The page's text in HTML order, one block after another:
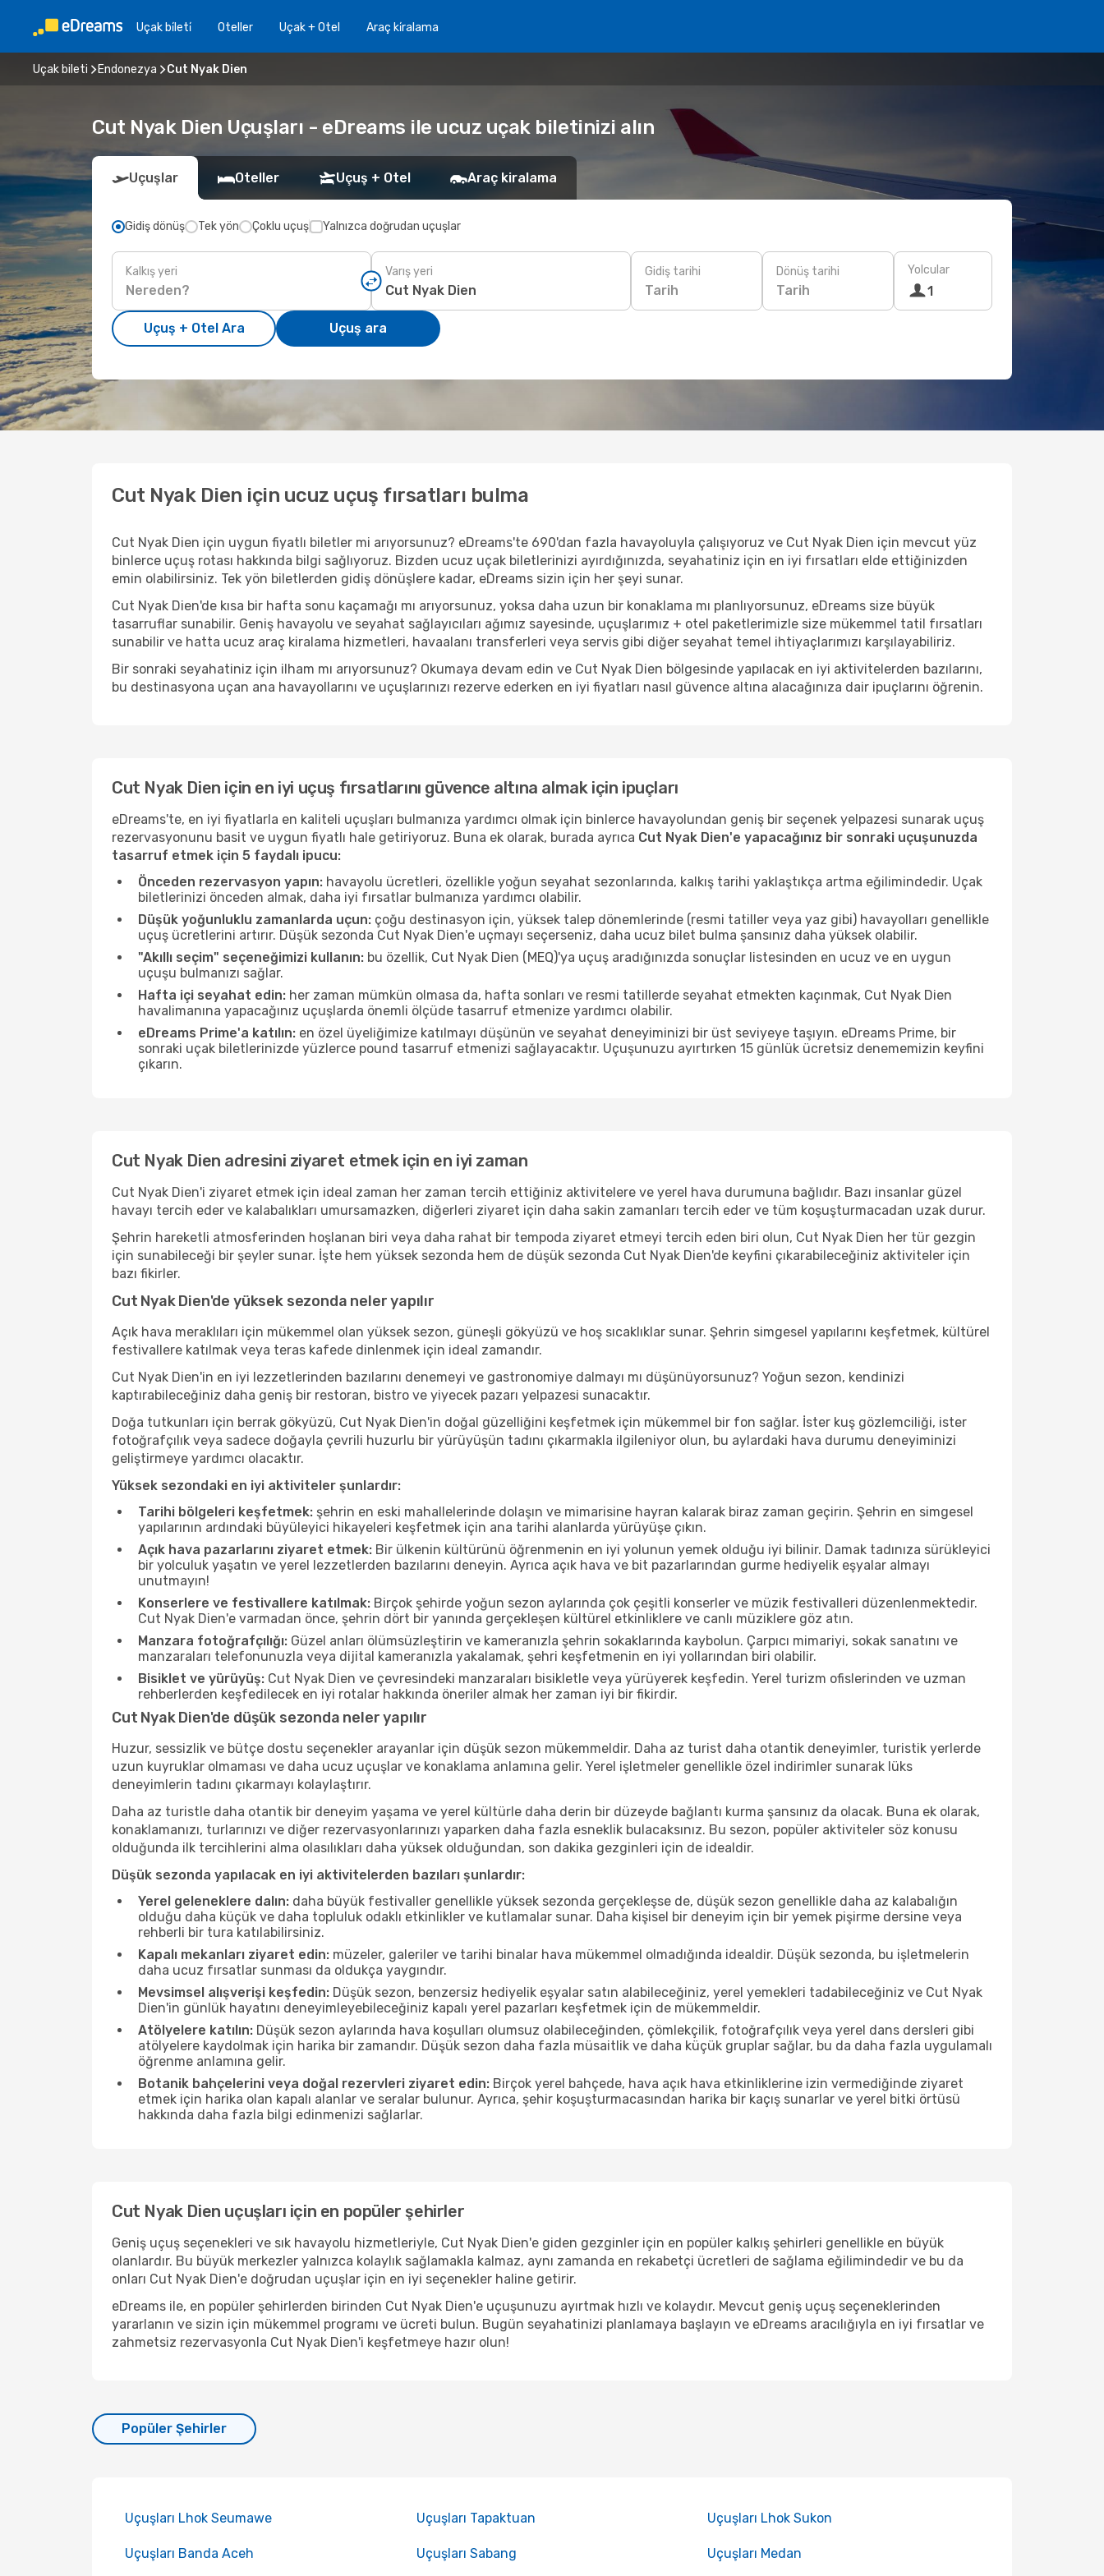
Uçak bi̇leti̇ Oteller Uçak + Otel Araç ki̇ralama
Uçak bileti Endonezya Cut Nyak Dien
Cut Nyak Dien Uçuşları - eDreams ile ucuz uçak biletinizi alın
Uçuşlar Oteller Uçuş + Otel Araç kiralama
Gidiş dönüş Tek yön Çoklu uçuş Yalnızca doğrudan uçuşlar
Kalkış yeri Varış yeri Gidiş tarihi
Tarih
Dönüş tarihi
Tarih
Yolcular
1
Uçuş + Otel Ara Uçuş ara
Cut Nyak Dien için ucuz uçuş fırsatları bulma
Cut Nyak Dien için uygun fiyatlı biletler mi arıyorsunuz? eDreams'te 690'dan fazla havayoluyla çalışıyoruz ve Cut Nyak Dien için mevcut yüz
binlerce uçuş rotası hakkında bilgi sağlıyoruz. Bizden ucuz uçak biletlerinizi ayırdığınızda, seyahatiniz için en iyi fırsatları elde ettiğinizden
emin olabilirsiniz. Tek yön biletlerden gidiş dönüşlere kadar, eDreams sizin için her şeyi sunar.
Cut Nyak Dien'de kısa bir hafta sonu kaçamağı mı arıyorsunuz, yoksa daha uzun bir konaklama mı planlıyorsunuz, eDreams size büyük
tasarruflar sunabilir. Geniş havayolu ve seyahat sağlayıcıları ağımız sayesinde, uçuşlarımız + otel paketlerimizle size mükemmel tatil fırsatları
sunabilir ve hatta ucuz araç kiralama hizmetleri, havaalanı transferleri veya servis gibi diğer seyahat temel ihtiyaçlarımızı karşılayabiliriz.
Bir sonraki seyahatiniz için ilham mı arıyorsunuz? Okumaya devam edin ve Cut Nyak Dien bölgesinde yapılacak en iyi aktivitelerden bazılarını,
bu destinasyona uçan ana havayollarını ve uçuşlarınızı rezerve ederken en iyi fiyatları nasıl güvence altına alacağınıza dair ipuçlarını öğrenin.
Cut Nyak Dien için en iyi uçuş fırsatlarını güvence altına almak için ipuçları
eDreams'te, en iyi fiyatlarla en kaliteli uçuşları bulmanıza yardımcı olmak için binlerce havayolundan geniş bir seçenek yelpazesi sunarak uçuş
rezervasyonunu basit ve uygun fiyatlı hale getiriyoruz. Buna ek olarak, burada ayrıca Cut Nyak Dien'e yapacağınız bir sonraki uçuşunuzda
tasarruf etmek için 5 faydalı ipucu:
Önceden rezervasyon yapın: havayolu ücretleri, özellikle yoğun seyahat sezonlarında, kalkış tarihi yaklaştıkça artma eğilimindedir. Uçak
biletlerinizi önceden almak, daha iyi fırsatlar bulmanıza yardımcı olabilir.
Düşük yoğunluklu zamanlarda uçun: çoğu destinasyon için, yüksek talep dönemlerinde (resmi tatiller veya yaz gibi) havayolları genellikle
uçuş ücretlerini artırır. Düşük sezonda Cut Nyak Dien'e uçmayı seçerseniz, daha ucuz bilet bulma şansınız daha yüksek olabilir.
"Akıllı seçim" seçeneğimizi kullanın: bu özellik, Cut Nyak Dien (MEQ)'ya uçuş aradığınızda sonuçlar listesinden en ucuz ve en uygun
uçuşu bulmanızı sağlar.
Hafta içi seyahat edin: her zaman mümkün olmasa da, hafta sonları ve resmi tatillerde seyahat etmekten kaçınmak, Cut Nyak Dien
havalimanına yapacağınız uçuşlarda önemli ölçüde tasarruf etmenize yardımcı olabilir.
eDreams Prime'a katılın: en özel üyeliğimize katılmayı düşünün ve seyahat deneyiminizi bir üst seviyeye taşıyın. eDreams Prime, bir
sonraki uçak biletlerinizde yüzlerce pound tasarruf etmenizi sağlayacaktır. Uçuşunuzu ayırtırken 15 günlük ücretsiz denememizin keyfini
çıkarın.
Cut Nyak Dien adresini ziyaret etmek için en iyi zaman
Cut Nyak Dien'i ziyaret etmek için ideal zaman her zaman tercih ettiğiniz aktivitelere ve yerel hava durumuna bağlıdır. Bazı insanlar güzel
havayı tercih eder ve kalabalıkları umursamazken, diğerleri ziyaret için daha sakin zamanları tercih eder ve tüm koşuşturmacadan uzak durur.
Şehrin hareketli atmosferinden hoşlanan biri veya daha rahat bir tempoda ziyaret etmeyi tercih eden biri olun, Cut Nyak Dien her tür gezgin
için sunabileceği bir şeyler sunar. İşte hem yüksek sezonda hem de düşük sezonda Cut Nyak Dien'de keyfini çıkarabileceğiniz aktiviteler için
bazı fikirler.
Cut Nyak Dien'de yüksek sezonda neler yapılır
Açık hava meraklıları için mükemmel olan yüksek sezon, güneşli gökyüzü ve hoş sıcaklıklar sunar. Şehrin simgesel yapılarını keşfetmek, kültürel
festivallere katılmak veya teras kafede dinlenmek için ideal zamandır.
Cut Nyak Dien'in en iyi lezzetlerinden bazılarını denemeyi ve gastronomiye dalmayı mı düşünüyorsunuz? Yoğun sezon, kendinizi
kaptırabileceğiniz daha geniş bir restoran, bistro ve yiyecek pazarı yelpazesi sunacaktır.
Doğa tutkunları için berrak gökyüzü, Cut Nyak Dien'in doğal güzelliğini keşfetmek için mükemmel bir fon sağlar. İster kuş gözlemciliği, ister
fotoğrafçılık veya sadece doğayla çevrili huzurlu bir yürüyüşün tadını çıkarmakla ilgileniyor olun, bu aylardaki hava durumu deneyiminizi
geliştirmeye yardımcı olacaktır.
Yüksek sezondaki en iyi aktiviteler şunlardır:
Tarihi bölgeleri keşfetmek: şehrin en eski mahallelerinde dolaşın ve mimarisine hayran kalarak biraz zaman geçirin. Şehrin en simgesel
yapılarının ardındaki büyüleyici hikayeleri keşfetmek için ana tarihi alanlarda yürüyüşe çıkın.
Açık hava pazarlarını ziyaret etmek: Bir ülkenin kültürünü öğrenmenin en iyi yolunun yemek olduğu iyi bilinir. Damak tadınıza sürükleyici
bir yolculuk yaşatın ve yerel lezzetlerden bazılarını deneyin. Ayrıca açık hava ve bit pazarlarından gurme hediyelik eşyalar almayı
unutmayın!
Konserlere ve festivallere katılmak: Birçok şehirde yoğun sezon aylarında çok çeşitli konserler ve müzik festivalleri düzenlenmektedir.
Cut Nyak Dien'e varmadan önce, şehrin dört bir yanında gerçekleşen kültürel etkinliklere ve canlı müziklere göz atın.
Manzara fotoğrafçılığı: Güzel anları ölümsüzleştirin ve kameranızla şehrin sokaklarında kaybolun. Çarpıcı mimariyi, sokak sanatını ve
manzaraları telefonunuzla veya dijital kameranızla yakalamak, şehri keşfetmenin en iyi yollarından biri olabilir.
Bisiklet ve yürüyüş: Cut Nyak Dien ve çevresindeki manzaraları bisikletle veya yürüyerek keşfedin. Yerel turizm ofislerinden ve uzman
rehberlerden keşfedilecek en iyi rotalar hakkında öneriler almak her zaman iyi bir fikirdir.
Cut Nyak Dien'de düşük sezonda neler yapılır
Huzur, sessizlik ve bütçe dostu seçenekler arayanlar için düşük sezon mükemmeldir. Daha az turist daha otantik deneyimler, turistik yerlerde
uzun kuyruklar olmaması ve daha ucuz uçuşlar ve konaklama anlamına gelir. Yerel işletmeler genellikle özel indirimler sunarak lüks
deneyimlerin tadını çıkarmayı kolaylaştırır.
Daha az turistle daha otantik bir deneyim yaşama ve yerel kültürle daha derin bir düzeyde bağlantı kurma şansınız da olacak. Buna ek olarak,
konaklamanızı, turlarınızı ve diğer rezervasyonlarınızı yaparken daha fazla esneklik bulacaksınız. Bu sezon, popüler aktiviteler söz konusu
olduğunda ilk tercihlerini alma olasılıkları daha yüksek olduğundan, son dakika gezginleri için de idealdir.
Düşük sezonda yapılacak en iyi aktivitelerden bazıları şunlardır:
Yerel geleneklere dalın: daha büyük festivaller genellikle yüksek sezonda gerçekleşse de, düşük sezon genellikle daha az kalabalığın
olduğu daha küçük ve daha topluluk odaklı etkinlikler ve kutlamalar sunar. Daha kişisel bir deneyim için bir yemek pişirme dersine veya
rehberli bir tura katılabilirsiniz.
Kapalı mekanları ziyaret edin: müzeler, galeriler ve tarihi binalar hava mükemmel olmadığında idealdir. Düşük sezonda, bu işletmelerin
daha ucuz fırsatlar sunması da oldukça yaygındır.
Mevsimsel alışverişi keşfedin: Düşük sezon, benzersiz hediyelik eşyalar satın alabileceğiniz, yerel yemekleri tadabileceğiniz ve Cut Nyak
Dien'in günlük hayatını deneyimleyebileceğiniz kapalı yerel pazarları keşfetmek için de mükemmeldir.
Atölyelere katılın: Düşük sezon aylarında hava koşulları olumsuz olabileceğinden, çömlekçilik, fotoğrafçılık veya yerel dans dersleri gibi
atölyelere kaydolmak için harika bir zamandır. Düşük sezon daha fazla müsaitlik ve daha küçük gruplar sağlar, bu da daha fazla uygulamalı
öğrenme anlamına gelir.
Botanik bahçelerini veya doğal rezervleri ziyaret edin: Birçok yerel bahçede, hava açık hava etkinliklerine izin vermediğinde ziyaret
etmek için harika olan kapalı alanlar ve seralar bulunur. Ayrıca, şehir koşuşturmacasından harika bir kaçış sunarlar ve yerel bitki örtüsü
hakkında daha fazla bilgi edinmenizi sağlarlar.
Cut Nyak Dien uçuşları için en popüler şehirler
Geniş uçuş seçenekleri ve sık havayolu hizmetleriyle, Cut Nyak Dien'e giden gezginler için en popüler kalkış şehirleri genellikle en büyük
olanlardır. Bu büyük merkezler yalnızca kolaylık sağlamakla kalmaz, aynı zamanda en rekabetçi ücretleri de sağlama eğilimindedir ve bu da
onları Cut Nyak Dien'e doğrudan uçuşlar için en iyi seçenekler haline getirir.
eDreams ile, en popüler şehirlerden birinden Cut Nyak Dien'e uçuşunuzu ayırtmak hızlı ve kolaydır. Mevcut geniş uçuş seçeneklerinden
yararlanın ve sizin için mükemmel programı ve ücreti bulun. Bugün seyahatinizi planlamaya başlayın ve eDreams aracılığıyla en iyi fırsatlar ve
zahmetsiz rezervasyonla Cut Nyak Dien'i keşfetmeye hazır olun!
Popüler Şehirler
Uçuşları Lhok Seumawe Uçuşları Tapaktuan Uçuşları Lhok Sukon
Uçuşları Banda Aceh Uçuşları Sabang Uçuşları Medan